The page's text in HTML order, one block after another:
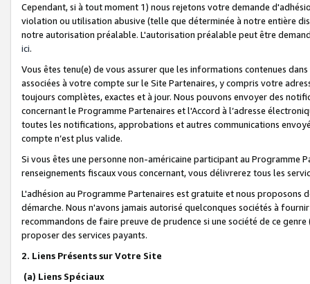
Cependant, si à tout moment 1) nous rejetons votre demande
violation ou utilisation abusive (telle que déterminée à notre entière
notre autorisation préalable. L'autorisation préalable peut être
ici.
Vous êtes tenu(e) de vous assurer que les informations contenues
associées à votre compte sur le Site Partenaires, y compris votre
toujours complètes, exactes et à jour. Nous pouvons envoyer des
concernant le Programme Partenaires et l'Accord à l’adresse
toutes les notifications, approbations et autres communications
compte n’est plus valide.
Si vous êtes une personne non-américaine participant au
renseignements fiscaux vous concernant, vous délivrerez tous les
L'adhésion au Programme Partenaires est gratuite et nous proposons
démarche. Nous n'avons jamais autorisé quelconques sociétés à
recommandons de faire preuve de prudence si une société de ce
proposer des services payants.
2. Liens Présents sur Votre Site
(a) Liens Spéciaux